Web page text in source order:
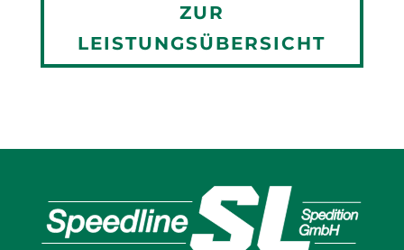
ZUR
LEISTUNGSÜBERSICHT